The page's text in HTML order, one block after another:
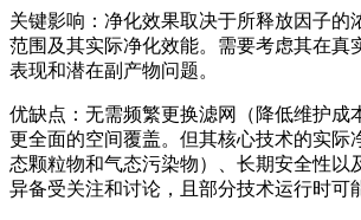
关键影响：净化效果取决于所释放因子的
范围及其实际净化效能。需要考虑其在真
表现和潜在副产物问题。
优缺点：无需频繁更换滤网（降低维护成
更全面的空间覆盖。但其核心技术的实际
态颗粒物和气态污染物）、长期安全性以
异备受关注和讨论，且部分技术运行时可